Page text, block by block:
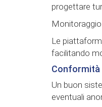
progettare
Le
facilitando
Conformità
Un buon
eventuali